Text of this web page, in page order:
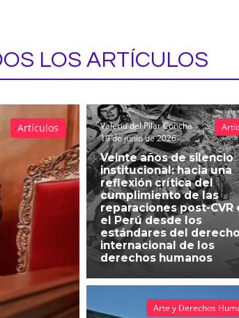
LOS ARTÍCULOS
Artículos
Valeria del Pilar Concha
19 de junio de 2026
Veinte años de silencio
institucional: hacia una
reflexión crítica del
cumplimiento de las
reparaciones post-CVR
el Perú desde los
estándares del derecho
internacional de los
derechos humanos
Arte y Derechos